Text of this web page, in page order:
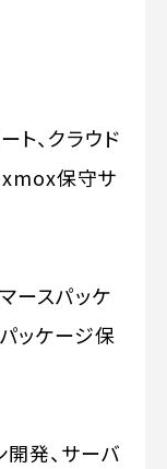
、クラウド
保守サ
ースパッケ
ッケージ保
発、サーバ